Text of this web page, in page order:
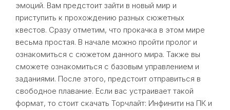
эмоций. Вам предстоит зайти в новый мир и
приступить к прохождению разных сюжетных
квестов. Сразу отметим, что прокачка в этом мире
весьма простая. В начале можно пройти пролог и
ознакомиться с сюжетом данного мира. Также вы
сможете ознакомиться с базовым управлением и
заданиями. После этого, предстоит отправиться в
свободное плавание. Если вас устраивает такой
формат, то стоит скачать Торчлайт: Инфинити на ПК и